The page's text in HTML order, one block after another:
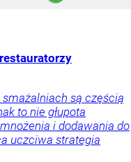
są częścią
to nie głupota
i dodawania do
uczciwa strategia